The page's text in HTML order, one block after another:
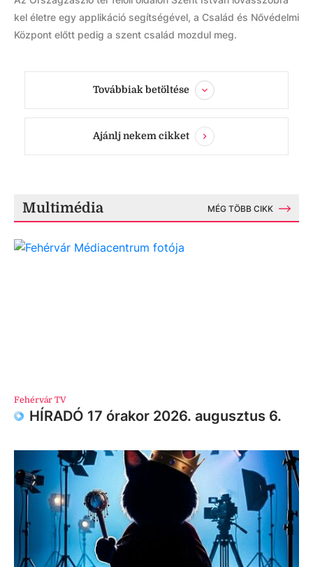
kel életre egy applikáció segítségével, a Család és Nővédelmi
Központ előtt pedig a szent család mozdul meg.
Továbbiak betöltése
Ajánlj nekem cikket
Multimédia MÉG TÖBB CIKK
Fehérvár TV
HÍRADÓ 17 órakor 2026. augusztus 6.